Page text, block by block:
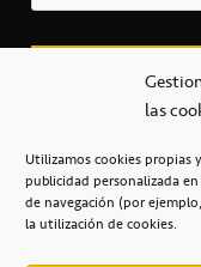
las
Utilizamos cookies propias
publicidad personalizada
de navegación (por
la utilización de cookies.
+34 922